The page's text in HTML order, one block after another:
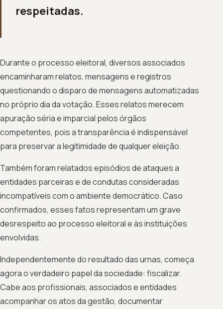
respeitadas.
Durante o processo eleitoral, diversos associados
encaminharam relatos, mensagens e registros
questionando o disparo de mensagens automatizadas
no próprio dia da votação. Esses relatos merecem
apuração séria e imparcial pelos órgãos
competentes, pois a transparência é indispensável
para preservar a legitimidade de qualquer eleição.
Também foram relatados episódios de ataques a
entidades parceiras e de condutas consideradas
incompatíveis com o ambiente democrático. Caso
confirmados, esses fatos representam um grave
desrespeito ao processo eleitoral e às instituições
envolvidas.
Independentemente do resultado das urnas, começa
agora o verdadeiro papel da sociedade: fiscalizar.
Cabe aos profissionais, associados e entidades
acompanhar os atos da gestão, documentar